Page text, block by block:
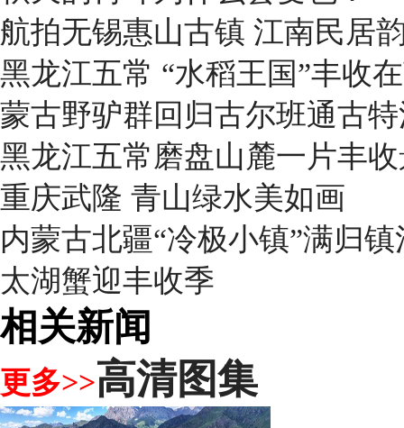
航拍无锡惠山古镇 江南民居
黑龙江五常 “水稻王国”丰收
蒙古野驴群回归古尔班通古
黑龙江五常磨盘山麓一片丰
重庆武隆 青山绿水美如画
内蒙古北疆“冷极小镇”满归
太湖蟹迎丰收季
相关新闻
更多>>高清图集